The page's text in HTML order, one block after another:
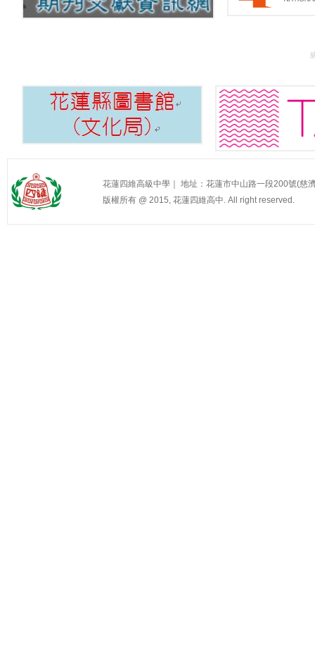
花蓮四維高級中學｜ 地址：花蓮市中山路一段200號(慈
版權所有 @ 2015, 花蓮四維高中. All right reserved.